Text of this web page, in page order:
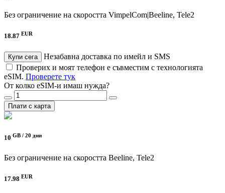
Без ограничение на скоростта VimpelCom|Beeline, Tele2
18.87 EUR
Купи сега
Незабавна доставка по имейл и SMS
Проверих и моят телефон е съвместим с технологията
eSIM. Проверете тук
От колко eSIM-и имаш нужда?
Плати с карта
10 GB / 20 дни
Без ограничение на скоростта Beeline, Tele2
17.98 EUR